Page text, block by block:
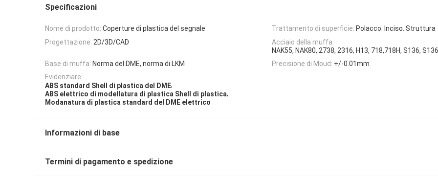
Specificazioni
Nome di prodotto: Coperture di plastica del segnale Trattamento di superficie: Polacco. Inciso. Struttura
Progettazione: 2D/3D/CAD
Acciaio della muffa:
NAK55, NAK80, 2738, 2316, H13, 718,718H, S136,
Base di muffa: Norma del DME, norma di LKM Precisione di Moud: +/-0.01mm
Evidenziare:
ABS standard Shell di plastica del DME,
ABS elettrico di modellatura di plastica Shell di plastica,
Modanatura di plastica standard del DME elettrico
Informazioni di base
Termini di pagamento e spedizione